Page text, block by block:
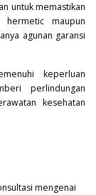
untuk memastikan
maupun
agunan garansi
keperluan
perlindungan
kesehatan
mengenai